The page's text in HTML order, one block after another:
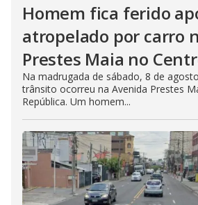
Homem fica ferido
atropelado por carro
Prestes Maia no
Na madrugada de sábado, 8 de
trânsito ocorreu na Avenida Prestes
República. Um homem...